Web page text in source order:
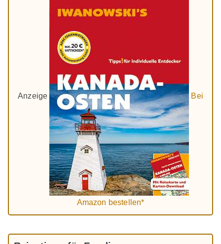
Anzeige Bei
Amazon bestellen*